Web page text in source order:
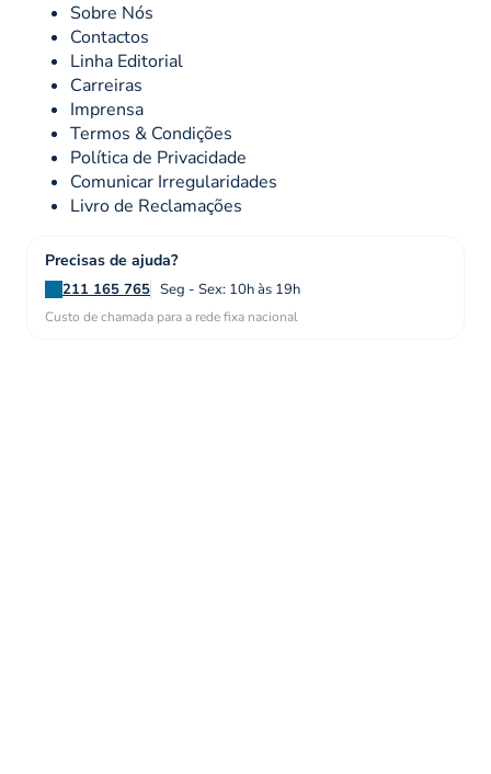
Sobre Nós
Contactos
Linha Editorial
Carreiras
Imprensa
Termos & Condições
Política de Privacidade
Comunicar Irregularidades
Livro de Reclamações
Precisas de ajuda?
211 165 765 Seg - Sex: 10h às 19h
Custo de chamada para a rede fixa nacional